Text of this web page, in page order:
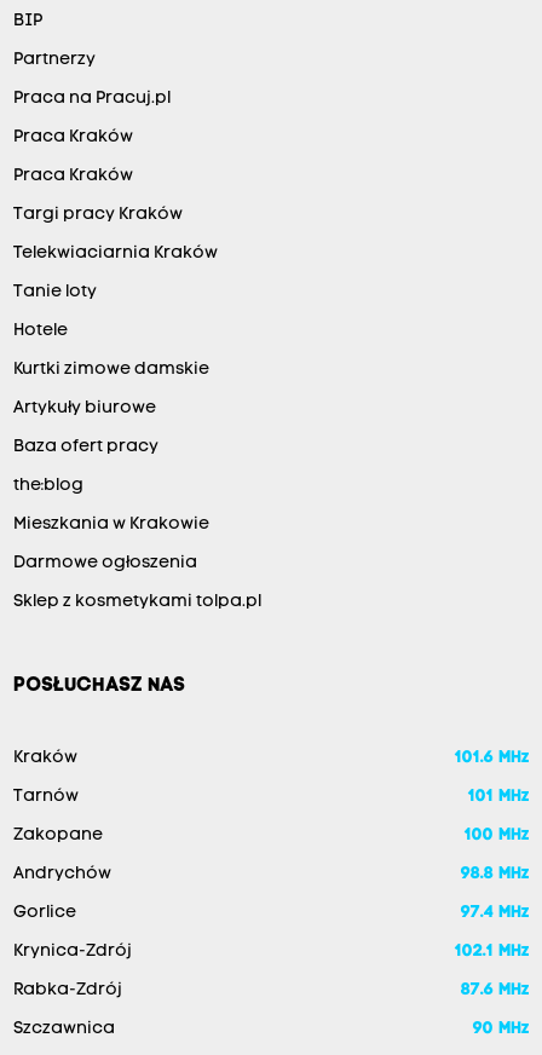
BIP
Partnerzy
Praca na Pracuj.pl
Praca Kraków
Praca Kraków
Targi pracy Kraków
Telekwiaciarnia Kraków
Tanie loty
Hotele
Kurtki zimowe damskie
Artykuły biurowe
Baza ofert pracy
the:blog
Mieszkania w Krakowie
Darmowe ogłoszenia
Sklep z kosmetykami tolpa.pl
POSŁUCHASZ NAS
Kraków 101.6 MHz
Tarnów 101 MHz
Zakopane 100 MHz
Andrychów 98.8 MHz
Gorlice 97.4 MHz
Krynica-Zdrój 102.1 MHz
Rabka-Zdrój 87.6 MHz
Szczawnica 90 MHz